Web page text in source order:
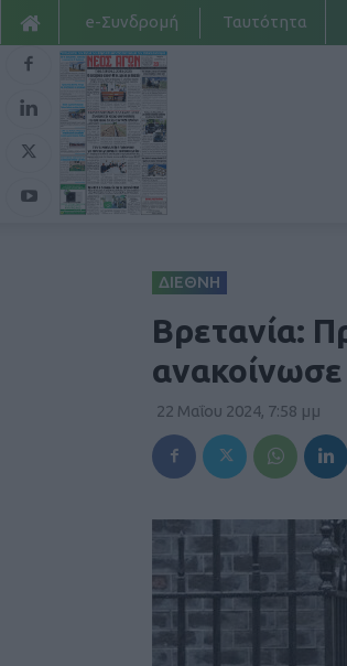
e-Συνδρομή Ταυτότητα
ΔΙΕΘΝΗ
Βρετανία:
ανακοίνωσε
22 Μαΐου 2024, 7:58 μμ